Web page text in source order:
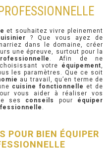
et souhaitez vivre pleinement
? Que vous ayez de
dans le domaine, créer
une épreuve, surtout pour la
. Afin de ne
votre équipement,
les paramètres. Que ce soit
au travail, qu’en terme de
cuisine fonctionnelle et de
vous aider à réaliser vos
ses conseils pour équiper
.
POUR BIEN ÉQUIPER